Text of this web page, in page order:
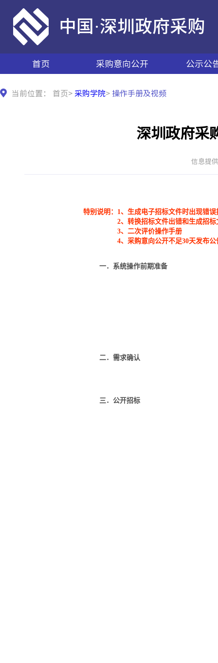
中国·深圳政府采购
首页 采购意向公开 公示公
当前位置： 首页>采购学院> 操作手册及视频
深圳政府采
信息提
特别说明：1、生成电子招标文件时出现错
2、转换招标文件出错和生成招
3、二次评价操作手册
4、采购意向公开不足30天发布
一．系统操作前期准备
二．需求确认
三．公开招标